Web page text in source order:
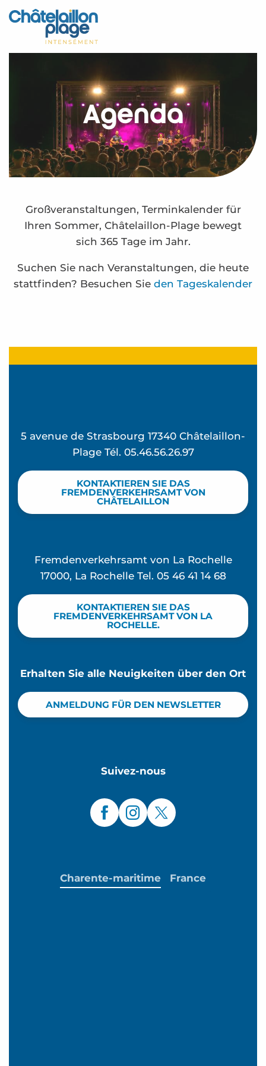
Aller
au
principal
Startseite - DE
Entdecken Sie
Aktivitäten
Zu leben
Treffpunkt
Ihr Aufenthalt - DE
Agenda – DE
Agenda
Großveranstaltungen, Terminkalender für
Ihren Sommer, Châtelaillon-Plage bewegt
sich 365 Tage im Jahr.
Suchen Sie nach Veranstaltungen, die heute
stattfinden? Besuchen Sie den Tageskalender
Atelier Street Dance - L'été à Beauséjour
Strandclub - Mômes à la plage
Badminton Loisir und Tischtennis
Zumba mit Valerie
Yoga pilates avec Valérie
Jahrmarkt
5 avenue de Strasbourg 17340 Châtelaillon-
Plage Tél. 05.46.56.26.97
KONTAKTIEREN SIE DAS
FREMDENVERKEHRSAMT VON
CHÂTELAILLON
Fremdenverkehrsamt von La Rochelle
17000, La Rochelle Tel. 05 46 41 14 68
KONTAKTIEREN SIE DAS
FREMDENVERKEHRSAMT VON LA
ROCHELLE.
Erhalten Sie alle Neuigkeiten über den Ort
ANMELDUNG FÜR DEN NEWSLETTER
Suivez-nous
Charente-maritime France